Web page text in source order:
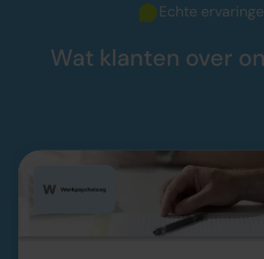
Echte
Wat klanten over